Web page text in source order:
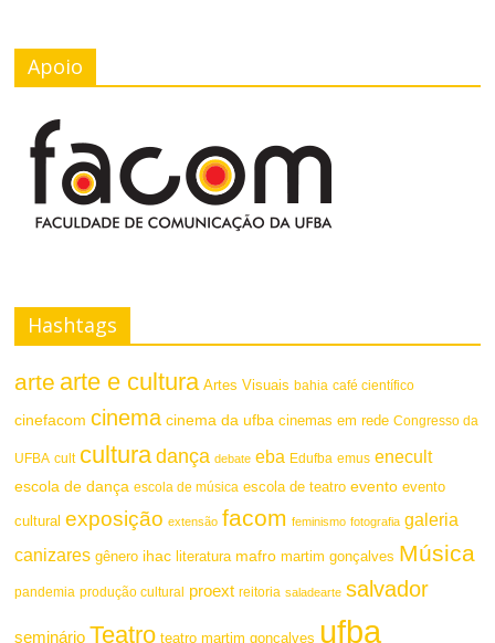
Apoio
Hashtags
arte arte e cultura Artes Visuais bahia café científico
cinefacom cinema cinema da ufba cinemas em rede Congresso da
UFBA cult cultura dança debate eba Edufba emus enecult
escola de dança escola de música escola de teatro evento evento
cultural exposição extensão facom feminismo fotografia galeria
canizares gênero ihac literatura mafro martim gonçalves Música
pandemia produção cultural proext reitoria saladearte salvador
seminário Teatro teatro martim gonçalves ufba